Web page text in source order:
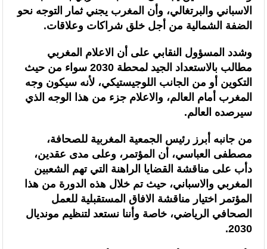
الاسباني والبرتغالي، وأن المغرب يجني ثمار التوجه نحو
الضفة الشمالية من أجل خلق شراكات وعلاقات.
وشدد المسؤول النقابي على أن الاعلام المغربي
مطالب بالاستعداد الجيد لمحطة 2030 سواء من حيث
التكوين أو من الجانب اللوجيستيكي، لأنه سيكون وجه
المغرب أمام العالم، والاعلام جزء من هذا الوجه الذي
سيرصده العالم.
من جانبه أبرز رئيس الجمعية المغربية للصحافة،
مصطفى العباسي، أن المؤتمر، وعلى مدى عقدين،
دأب على مناقشة القضايا الراهنة التي تهم الشعبين
المغربي والاسباني، حيث تم خلال هذه الدورة من هذا
المؤتمر اختيار مناقشة الافاق المستقبلية للعمل
الصحافي الرياضي، خاصة وأننا نستعد لتنظيم مونديال
2030.